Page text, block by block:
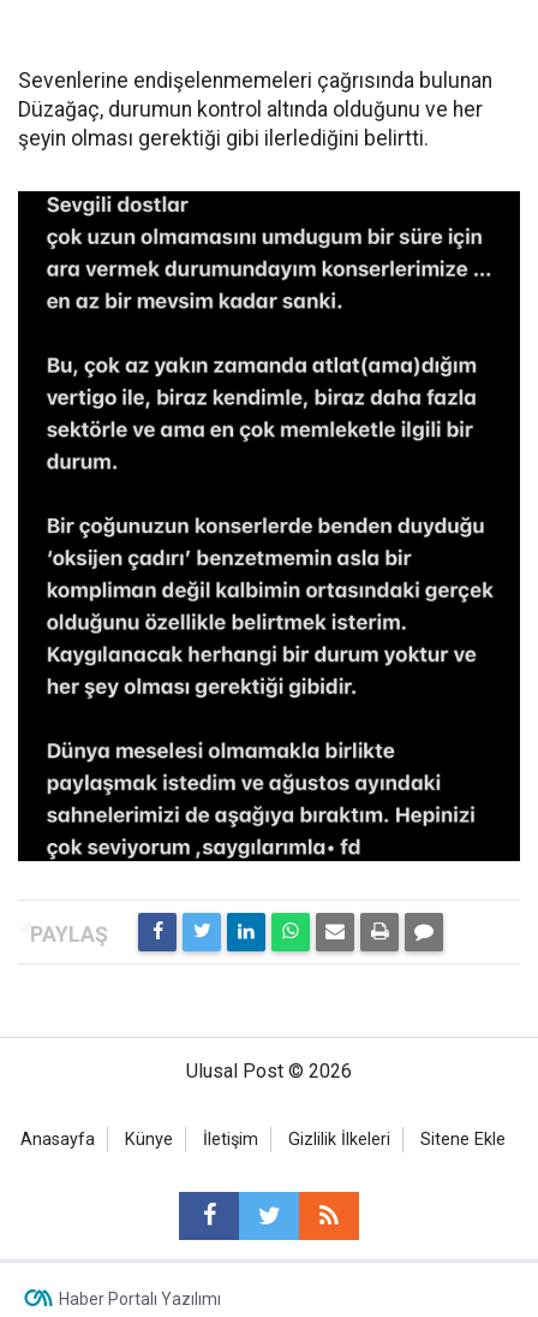
Sevenlerine endişelenmemeleri çağrısında bulunan
Düzağaç, durumun kontrol altında olduğunu ve her
şeyin olması gerektiği gibi ilerlediğini belirtti.
Ulusal Post © 2026
Anasayfa Künye İletişim Gizlilik İlkeleri Sitene Ekle
Haber Portalı Yazılımı